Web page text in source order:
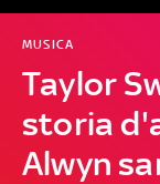
Taylor
storia
Alwyn
MUSICA